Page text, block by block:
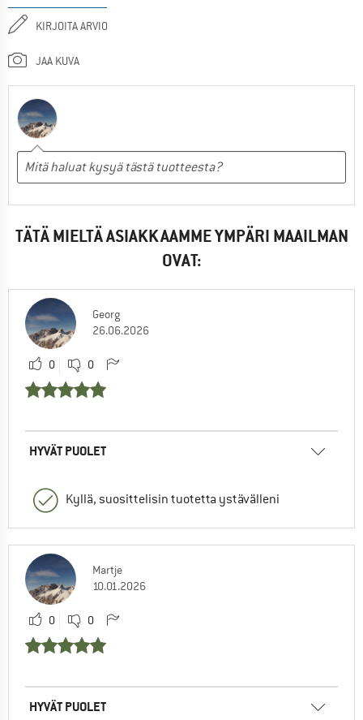
KIRJOITA ARVIO
JAA KUVA
TÄTÄ MIELTÄ ASIAKKAAMME YMPÄRI MAAILMAN
OVAT:
Georg
26.06.2026
0 0
HYVÄT PUOLET
Kyllä, suosittelisin tuotetta ystävälleni
Martje
10.01.2026
0 0
HYVÄT PUOLET